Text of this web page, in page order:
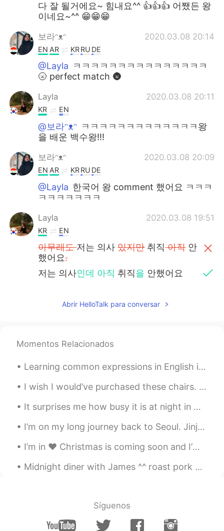
다 잘 될거에요~ 힘내요^^ 👍👍👍 어쨌든 왕
이네요~^^ 😁😁😁
보라ᵔᴥᵔ 2020.03.08 20:14
EN AR KRRU DE
@Layla ㅋㅋㅋㅋㅋㅋㅋㅋㅋㅋㅋㅋㅋㅋㅋ
🌝 perfect match 🌚
Layla 2020.03.08 20:11
KR EN
@보라ᵔᴥᵔ ㅋㅋㅋㅋㅋㅋㅋㅋㅋㅋㅋㅋㅋ왕
을 배운 백수왕!!!
보라ᵔᴥᵔ 2020.03.08 20:09
EN AR KRRU DE
@Layla 한국어 왕 comment 했어요 ㅋㅋㅋ
ㅋㅋㅋㅋㅋㅋㅋ
Layla 2020.03.08 19:51
KR EN
아무래도저는 의사있지만취직아직안
했어요.
저는 의사인데 아직 취직을 안했어요
지만 바이러스 때문에 여행 못하고 시험
수잏 지만 바이러스 때문에 여행
왜 나 항상 이렇게 바 빠 요
왜 나는항상 이렇게 바쁠까요
공부 안하고 한국어 연습조금만진짜 조
금만 해요
만 해요
드라마를1 화가못끝났 어요(.
나면( 머리 속에서 공부 결
정 했고 진짜 진짜 진짜로 공부 결정 했
고 ) 근데 바 쁘기 때문에 못했어요.
Abrir HelloTalk para conversar
Momentos Relacionados
Learning common expressions in English is very important and will help with your conversational s...
I wish I would’ve purchased these chairs. They were made in 1965. The backs of them were so unusu...
It surprises me how busy it is at night in China. Everybody comes out to shop at night. In Englan...
I’m on my long journey back to Seoul. Jinju is always so good to me. It was a comfortable, heal...
I’m in ♥️ Christmas is coming soon and I’m happy 😍🥰 Everyone stay healthy and I hope y’all are ...
Midnight diner with James ^^ roast pork chops. They been in the brine for 3 hours marinating. App...
Síguenos